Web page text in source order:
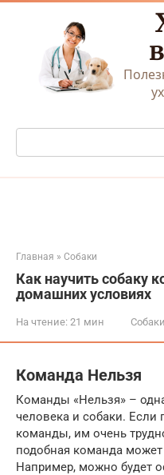
Перейти
Поиск:
Главная » Собаки
Как научить собаку
домашних условиях
На чтение: 21 мин Собаки
Команда Нельзя
Команды «Нельзя» –
человека и собаки. Если
команды, им очень
подобная команда
Например, можно будет